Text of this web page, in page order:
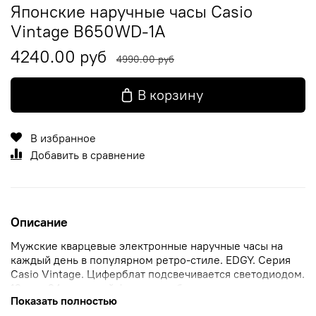
Японские наручные часы Casio
Vintage B650WD-1A
4240.00 руб
4990.00 руб
В корзину
В избранное
Добавить в сравнение
Описание
Мужские кварцевые электронные наручные часы на
каждый день в популярном ретро-стиле. EDGY. Серия
Casio Vintage. Циферблат подсвечивается светодиодом.
12-ти и 24-х часовой формат отображения времени.
Секундомер с точностью показаний 1/100 с и временем
Показать полностью